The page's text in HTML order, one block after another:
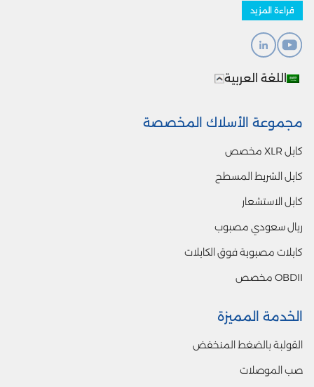
قراءة المزيد
اللغة العربية
مجموعة الأسلاك المخصصة
كابل XLR مخصص
كابل الشريط المسطح
كابل الاستشعار
ريال سعودي مصبوب
كابلات مصبوبة فوق الكابلات
OBDII مخصص
الخدمة المميزة
القولبة بالضغط المنخفض
صب الموصلات